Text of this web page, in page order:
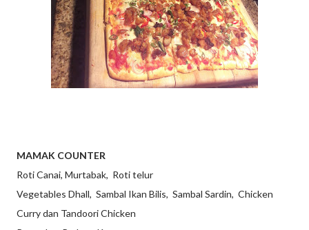
MAMAK COUNTER
Roti Canai, Murtabak, Roti telur
Vegetables Dhall, Sambal Ikan Bilis, Sambal Sardin, Chicken
Curry dan Tandoori Chicken